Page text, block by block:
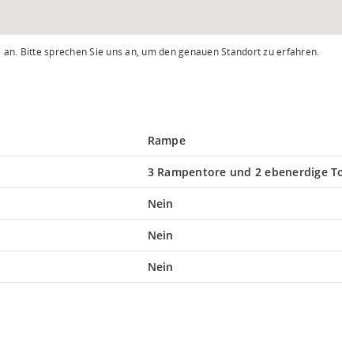
Bitte sprechen Sie uns an, um den genauen Standort zu erfahren.
Rampe
3 Rampentore und 2 ebenerdige
Nein
Nein
Nein